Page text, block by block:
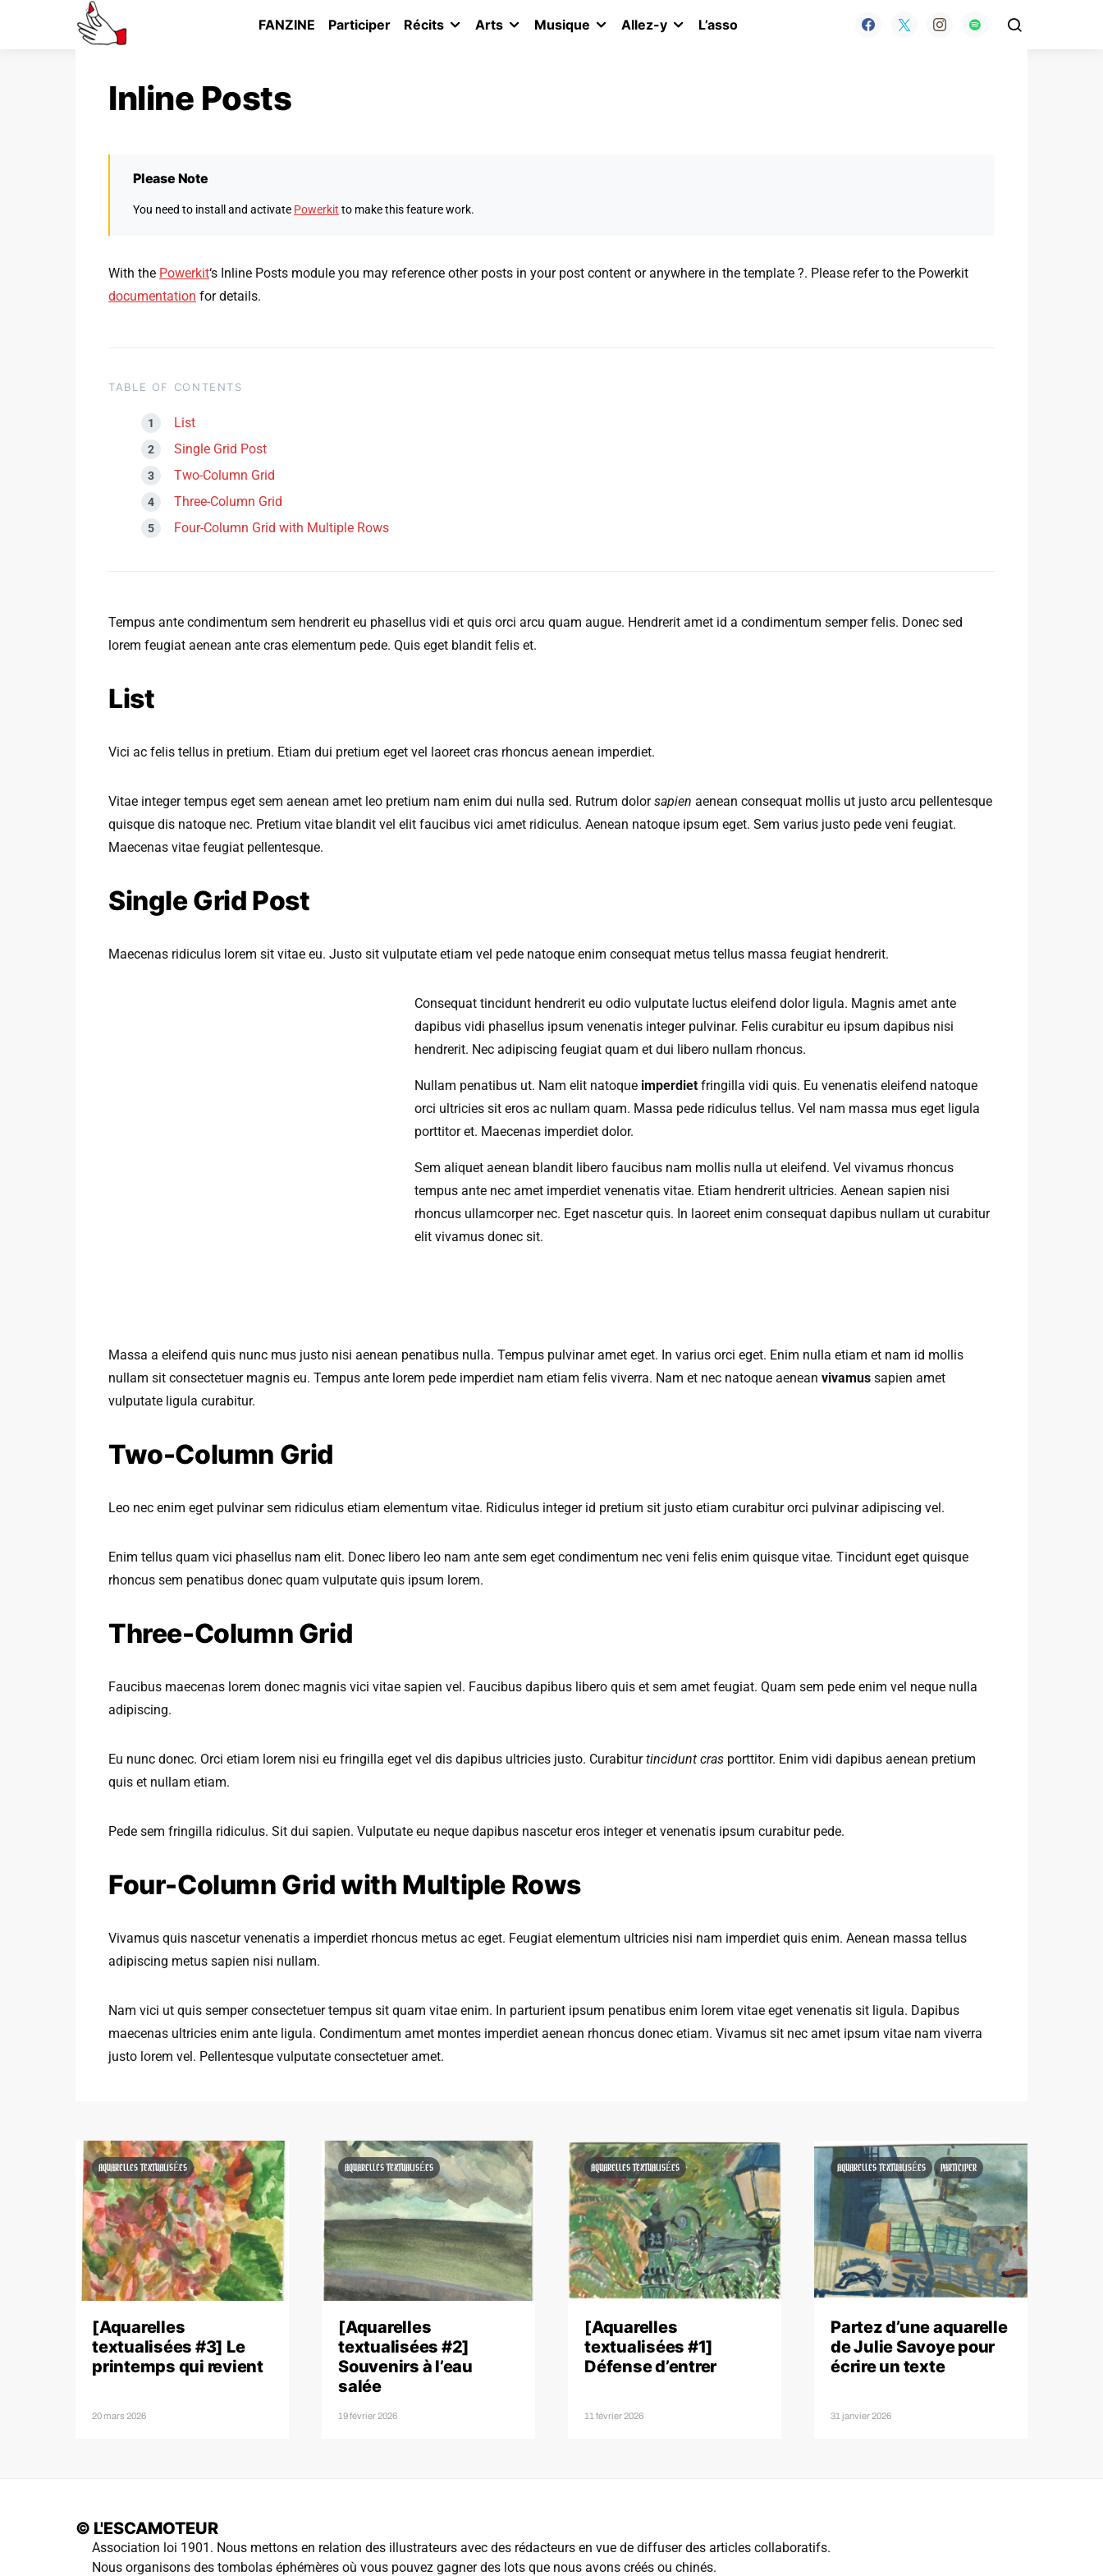
FANZINE Participer Récits Arts Musique Allez-y L’asso
Inline Posts
Please Note
You need to install and activate Powerkit to make this feature work.
With the Powerkit‘s Inline Posts module you may reference other posts in your post content or anywhere in the template ?. Please refer to the Powerkit
documentation for details.
TABLE OF CONTENTS
List
Single Grid Post
Two-Column Grid
Three-Column Grid
Four-Column Grid with Multiple Rows
Tempus ante condimentum sem hendrerit eu phasellus vidi et quis orci arcu quam augue. Hendrerit amet id a condimentum semper felis. Donec sed
lorem feugiat aenean ante cras elementum pede. Quis eget blandit felis et.
List
Vici ac felis tellus in pretium. Etiam dui pretium eget vel laoreet cras rhoncus aenean imperdiet.
Vitae integer tempus eget sem aenean amet leo pretium nam enim dui nulla sed. Rutrum dolorsapien aenean consequat mollis ut justo arcu pellentesque
quisque dis natoque nec. Pretium vitae blandit vel elit faucibus vici amet ridiculus. Aenean natoque ipsum eget. Sem varius justo pede veni feugiat.
Maecenas vitae feugiat pellentesque.
Single Grid Post
Maecenas ridiculus lorem sit vitae eu. Justo sit vulputate etiam vel pede natoque enim consequat metus tellus massa feugiat hendrerit.
Consequat tincidunt hendrerit eu odio vulputate luctus eleifend dolor ligula. Magnis amet ante
dapibus vidi phasellus ipsum venenatis integer pulvinar. Felis curabitur eu ipsum dapibus nisi
hendrerit. Nec adipiscing feugiat quam et dui libero nullam rhoncus.
Nullam penatibus ut. Nam elit natoque imperdiet fringilla vidi quis. Eu venenatis eleifend natoque
orci ultricies sit eros ac nullam quam. Massa pede ridiculus tellus. Vel nam massa mus eget ligula
porttitor et. Maecenas imperdiet dolor.
Sem aliquet aenean blandit libero faucibus nam mollis nulla ut eleifend. Vel vivamus rhoncus
tempus ante nec amet imperdiet venenatis vitae. Etiam hendrerit ultricies. Aenean sapien nisi
rhoncus ullamcorper nec. Eget nascetur quis. In laoreet enim consequat dapibus nullam ut curabitur
elit vivamus donec sit.
Massa a eleifend quis nunc mus justo nisi aenean penatibus nulla. Tempus pulvinar amet eget. In varius orci eget. Enim nulla etiam et nam id mollis
nullam sit consectetuer magnis eu. Tempus ante lorem pede imperdiet nam etiam felis viverra. Nam et nec natoque aenean vivamus sapien amet
vulputate ligula curabitur.
Two-Column Grid
Leo nec enim eget pulvinar sem ridiculus etiam elementum vitae. Ridiculus integer id pretium sit justo etiam curabitur orci pulvinar adipiscing vel.
Enim tellus quam vici phasellus nam elit. Donec libero leo nam ante sem eget condimentum nec veni felis enim quisque vitae. Tincidunt eget quisque
rhoncus sem penatibus donec quam vulputate quis ipsum lorem.
Three-Column Grid
Faucibus maecenas lorem donec magnis vici vitae sapien vel. Faucibus dapibus libero quis et sem amet feugiat. Quam sem pede enim vel neque nulla
adipiscing.
Eu nunc donec. Orci etiam lorem nisi eu fringilla eget vel dis dapibus ultricies justo. Curabiturtincidunt cras porttitor. Enim vidi dapibus aenean pretium
quis et nullam etiam.
Pede sem fringilla ridiculus. Sit dui sapien. Vulputate eu neque dapibus nascetur eros integer et venenatis ipsum curabitur pede.
Four-Column Grid with Multiple Rows
Vivamus quis nascetur venenatis a imperdiet rhoncus metus ac eget. Feugiat elementum ultricies nisi nam imperdiet quis enim. Aenean massa tellus
adipiscing metus sapien nisi nullam.
Nam vici ut quis semper consectetuer tempus sit quam vitae enim. In parturient ipsum penatibus enim lorem vitae eget venenatis sit ligula. Dapibus
maecenas ultricies enim ante ligula. Condimentum amet montes imperdiet aenean rhoncus donec etiam. Vivamus sit nec amet ipsum vitae nam viverra
justo lorem vel. Pellentesque vulputate consectetuer amet.
AQUARELLES TEXTUALISÉES
[Aquarelles
textualisées #3] Le
printemps qui revient
20 mars 2026
AQUARELLES TEXTUALISÉES
[Aquarelles
textualisées #2]
Souvenirs à l’eau
salée
19 février 2026
AQUARELLES TEXTUALISÉES
[Aquarelles
textualisées #1]
Défense d’entrer
11 février 2026
AQUARELLES TEXTUALISÉES PARTICIPER
Partez d’une aquarelle
de Julie Savoye pour
écrire un texte
31 janvier 2026
© L'ESCAMOTEUR
Association loi 1901. Nous mettons en relation des illustrateurs avec des rédacteurs en vue de diffuser des articles collaboratifs.
Nous organisons des tombolas éphémères où vous pouvez gagner des lots que nous avons créés ou chinés.